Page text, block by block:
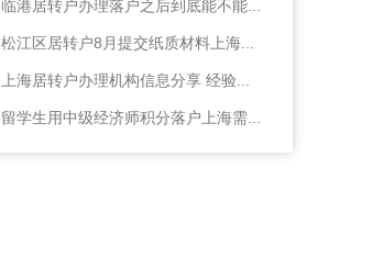
临港居转户办理落户之后到底能不能...
松江区居转户8月提交纸质材料上海...
上海居转户办理机构信息分享 经验...
留学生用中级经济师积分落户上海需...